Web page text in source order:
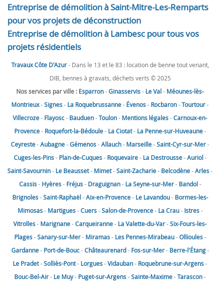
Entreprise de démolition à Saint-Mitre-Les-Remparts
pour vos projets de déconstruction
Entreprise de démolition à Lambesc pour tous vos
projets résidentiels
Travaux Côte D'Azur- Dans le 13 et le 83 : location de benne tout venant,
DIB, bennes à gravats, déchets verts © 2025
Nos services par ville : Esparron-Ginasservis- Le Val- Méounes-lès-
Montrieux-Signes- La Roquebrussanne- Évenos- Rocbaron-Tourtour-
Villecroze- Flayosc- Bauduen-Toulon- Mentions légales-Carnoux-en-
Provence- Roquefort-la-Bédoule- La Ciotat- La Penne-sur-Huveaune-
Ceyreste-Aubagne-Gémenos-Allauch- Marseille-Saint-Cyr-sur-Mer-
Cuges-les-Pins- Plan-de-Cuques- Roquevaire- La Destrousse-Auriol-
Saint-Savournin- Le Beausset- Mimet-Saint-Zacharie- Belcodène-Arles-
Cassis- Hyères- Fréjus- Draguignan- La Seyne-sur-Mer- Bandol-
Brignoles-Saint-Raphaël-Aix-en-Provence- Le Lavandou- Bormes-les-
Mimosas- Martigues-Cuers-Salon-de-Provence- La Crau- Istres-
Vitrolles- Marignane-Carqueiranne- La Valette-du-Var-Six-Fours-les-
Plages-Sanary-sur-Mer- Miramas- Les Pennes-Mirabeau-Ollioules-
Gardanne- Port-de-Bouc-Châteaurenard- Fos-sur-Mer- Berre-l'Étang-
Le Pradet-Solliès-Pont- Lorgues-Vidauban- Roquebrune-sur-Argens-
Bouc-Bel-Air- Le Muy- Puget-sur-Argens-Sainte-Maxime-Tarascon-